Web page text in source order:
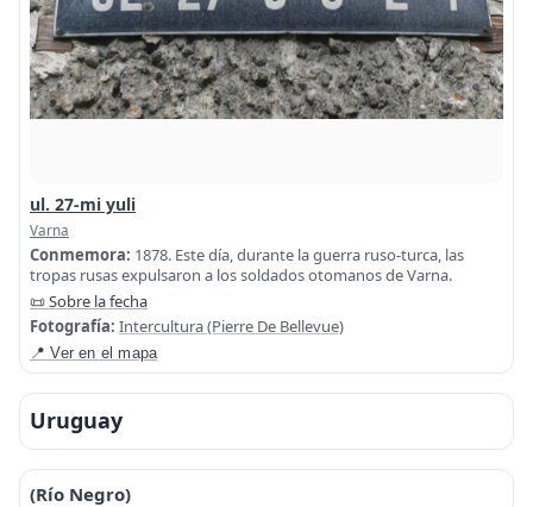
ul. 27-mi yuli
Varna
Conmemora: 1878. Este día, durante la guerra ruso-turca, las
tropas rusas expulsaron a los soldados otomanos de Varna.
📜 Sobre la fecha
Fotografía: Intercultura (Pierre De Bellevue)
📍 Ver en el mapa
Uruguay
(Río Negro)